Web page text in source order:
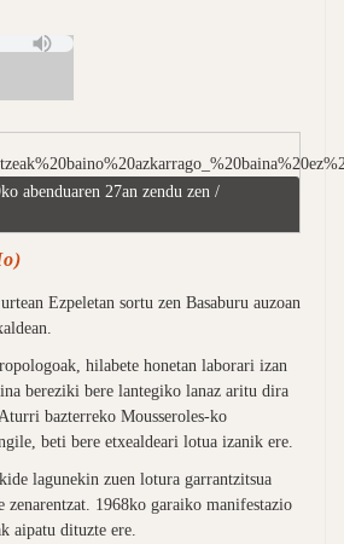
abenduaren 27an zendu zen /
urtean Ezpeletan sortu zen Basaburu auzoan
hilabete honetan laborari izan
bereziki bere lantegiko lanaz aritu dira
bazterreko Mousseroles-ko
beti bere etxealdeari lotua izanik ere.
lagunekin zuen lotura garrantzitsua
1968ko garaiko manifestazio
aipatu dituzte ere.